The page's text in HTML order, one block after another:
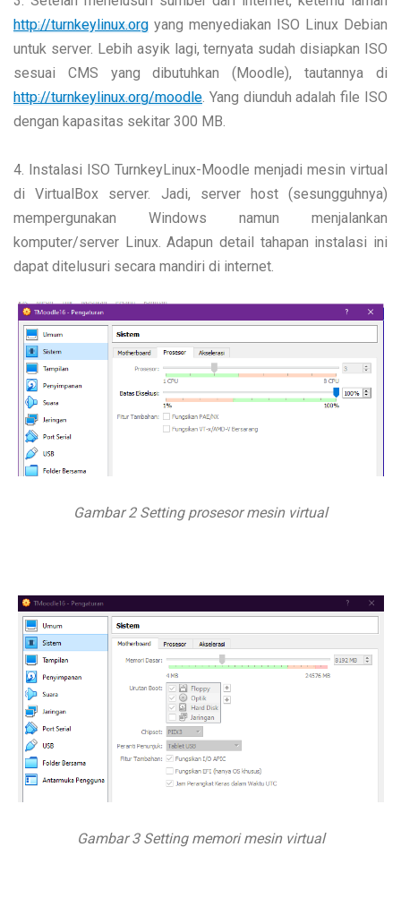
http://turnkeylinux.org yang menyediakan ISO Linux Debian
untuk server. Lebih asyik lagi, ternyata sudah disiapkan ISO
sesuai CMS yang dibutuhkan (Moodle), tautannya di
http://turnkeylinux.org/moodle. Yang diunduh adalah file ISO
dengan kapasitas sekitar 300 MB.
4. Instalasi ISO TurnkeyLinux-Moodle menjadi mesin virtual
di VirtualBox server. Jadi, server host (sesungguhnya)
mempergunakan Windows namun menjalankan
komputer/server Linux. Adapun detail tahapan instalasi ini
dapat ditelusuri secara mandiri di internet.
Gambar 2 Setting prosesor mesin virtual
Gambar 3 Setting memori mesin virtual